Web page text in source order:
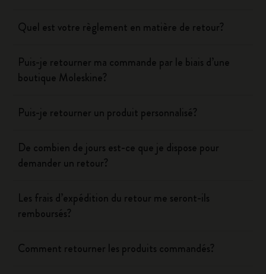
Quel est votre règlement en matière de retour?
Puis-je retourner ma commande par le biais d’une
boutique Moleskine?
Puis-je retourner un produit personnalisé?
De combien de jours est-ce que je dispose pour
demander un retour?
Les frais d’expédition du retour me seront-ils
remboursés?
Comment retourner les produits commandés?